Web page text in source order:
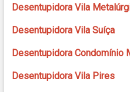
Desentupidora Vila
Desentupidora Vila Suíça
Desentupidora Condomínio
Desentupidora Vila Pires